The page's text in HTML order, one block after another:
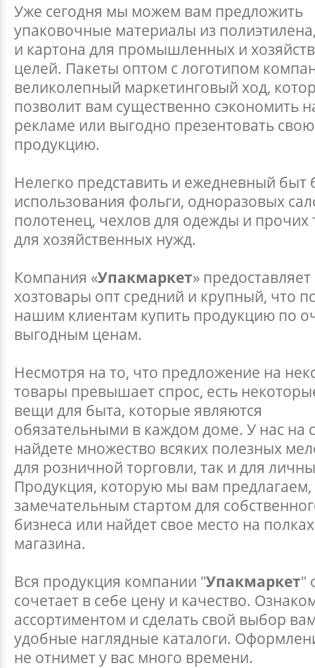
Уже сегодня мы можем вам предложить
упаковочные материалы из
и картона для промышленных и
целей. Пакеты оптом с логотипом
великолепный маркетинговый ход,
позволит вам существенно сэкономить
рекламе или выгодно презентовать свою
продукцию.
Нелегко представить и ежедневный быт
использования фольги, одноразовых
полотенец, чехлов для одежды и прочих
для хозяйственных нужд.
Компания «Упакмаркет»
хозтовары опт средний и крупный, что
нашим клиентам купить продукцию по
выгодным ценам.
Несмотря на то, что предложение на
товары превышает спрос, есть
вещи для быта, которые являются
обязательными в каждом доме. У нас на
найдете множество всяких полезных
для розничной торговли, так и для
Продукция, которую мы вам предлагаем,
замечательным стартом для
бизнеса или найдет свое место на
магазина.
Вся продукция компании "Упакмаркет"
сочетает в себе цену и качество.
ассортиментом и сделать свой выбор
удобные наглядные каталоги.
не отнимет у вас много времени.